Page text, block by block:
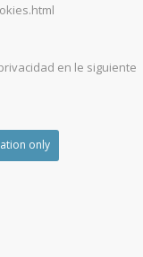
en le siguiente
only